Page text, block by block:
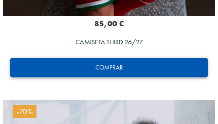
COMPRAR
85,00 €
CAMISETA THIRD 26/27
-70%